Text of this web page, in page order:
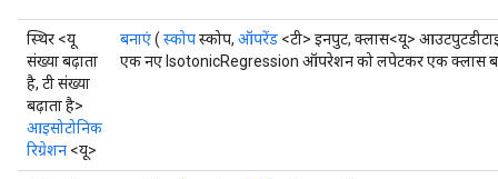
स्थिर <यू
संख्या बढ़ाता
है, टी संख्या
बढ़ाता है>
आइसोटोनिक
रिग्रेशन <यू>
बनाएं( स्कोपस्कोप, ऑपरेंड <टी> इनपुट, क्लास<यू>
एक नए IsotonicRegression ऑपरेशन को लपेटकर एक क्लास